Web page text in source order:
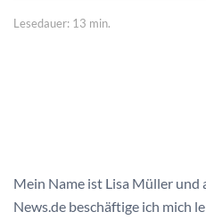
Lesedauer: 13 min.
Mein Name ist Lisa Müller und
News.de beschäftige ich mich